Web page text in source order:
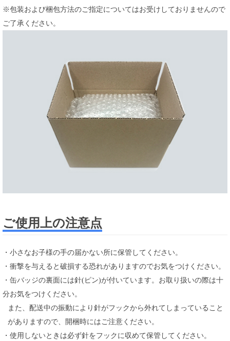
※包装および梱包方法のご指定についてはお受けしておりませんので
ご了承ください。
ご使用上の注意点
・小さなお子様の手の届かない所に保管してください。
・衝撃を与えると破損する恐れがありますのでお気をつけください。
・缶バッジの裏面には針(ピン)が付いています。お取り扱いの際は十
分お気をつけください。
また、配送中の振動により針がフックから外れてしまっていること
がありますので、開梱時にはご注意ください。
・使用しないときは必ず針をフックに収めて保管してください。